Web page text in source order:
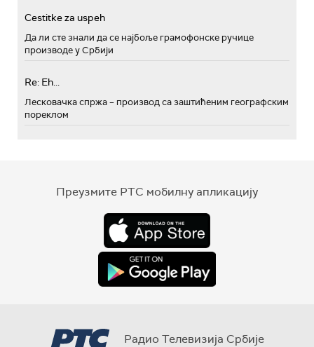
Cestitke za uspeh
Да ли сте знали да се најбоље грамофонске ручице
производе у Србији
Re: Eh...
Лесковачка спржа – производ са заштићеним географским
пореклом
Преузмите РТС мобилну апликацију
Радио Телевизија Србије